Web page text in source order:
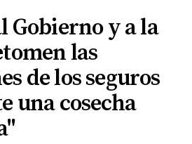
Gobierno y a la
las
de los seguros
una cosecha